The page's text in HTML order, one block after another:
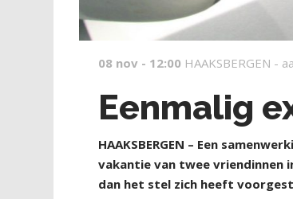
08 nov - 12:00 HAAKSBERGEN -
Eenmalig
HAAKSBERGEN – Een
vakantie van twee vriendinnen
dan het stel zich heeft